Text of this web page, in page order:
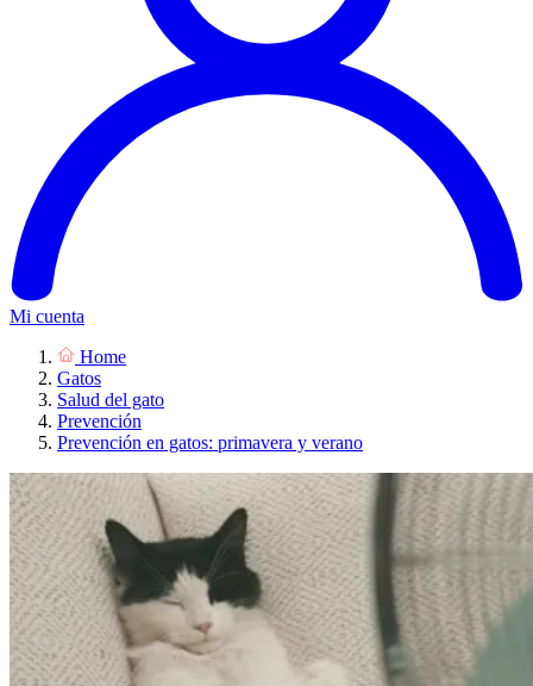
Mi cuenta
Home
Gatos
Salud del gato
Prevención
Prevención en gatos: primavera y verano